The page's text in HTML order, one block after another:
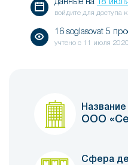
данные на 18
войдите для доступа
16 soglasovat 5
учтено с 11 июля 2020
ООО
Сфера